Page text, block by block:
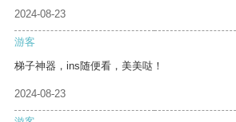
2024-08-23
游客
梯子神器，ins随便看，美美哒！
2024-08-23